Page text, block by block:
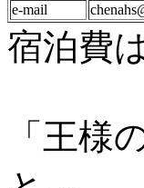
e-mail
宿泊費
「王様